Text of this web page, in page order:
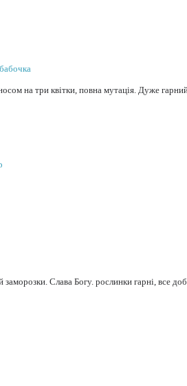
на три квітки, повна мутація. Дуже
Слава Богу. рослинки гарні, все